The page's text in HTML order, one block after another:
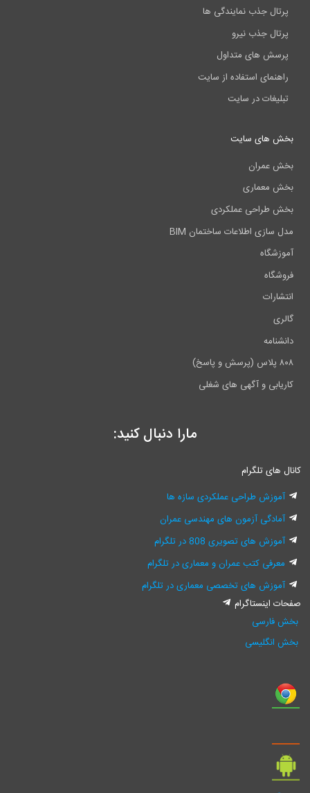
پرتال جذب نمایندگی ها
پرتال جذب نیرو
پرسش های متداول
راهنمای استفاده از سایت
تبلیغات در سایت
بخش های سایت
بخش عمران
بخش معماری
بخش طراحی عملکردی
مدل سازی اطلاعات ساختمان BIM
آموزشگاه
فروشگاه
انتشارات
گالری
دانشنامه
۸۰۸ پلاس (پرسش و پاسخ)
کاریابی و آگهی های شغلی
مارا دنبال کنید:
کانال های تلگرام
آموزش طراحی عملکردی سازه ها
آمادگی آزمون های مهندسی عمران
آموزش های تصویری 808 در تلگرام
معرفی کتب عمران و معماری در تلگرام
آموزش های تخصصی معماری در تلگرام
صفحات اینستاگرام
بخش فارسی
بخش انگلیسی